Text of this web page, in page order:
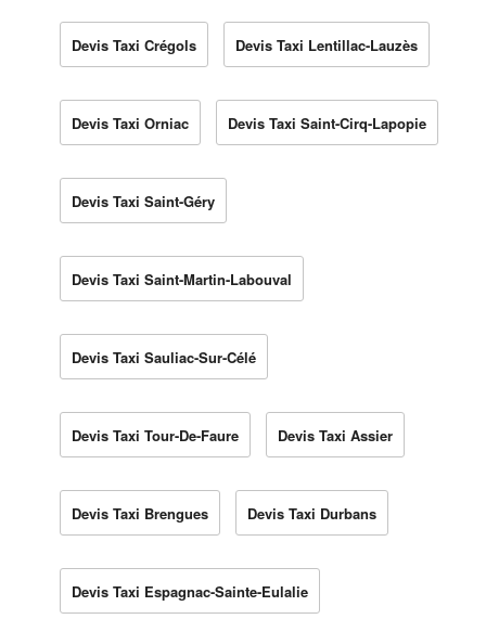
Devis Taxi Crégols Devis Taxi Lentillac-Lauzès
Devis Taxi Orniac Devis Taxi Saint-Cirq-Lapopie
Devis Taxi Saint-Géry
Devis Taxi Saint-Martin-Labouval
Devis Taxi Sauliac-Sur-Célé
Devis Taxi Tour-De-Faure Devis Taxi Assier
Devis Taxi Brengues Devis Taxi Durbans
Devis Taxi Espagnac-Sainte-Eulalie